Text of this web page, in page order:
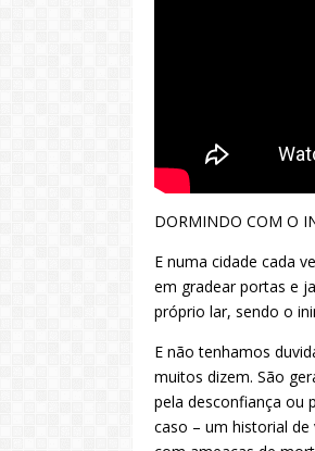
DORMINDO COM O
E numa cidade cada
em gradear portas e
próprio lar, sendo o
E não tenhamos
muitos dizem. São
pela desconfiança ou
caso – um historial